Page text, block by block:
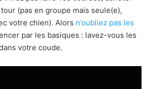
(pas en groupe mais seule(e),
votre chien). Alors n’oubliez pas les
par les basiques : lavez-vous les
votre coude.